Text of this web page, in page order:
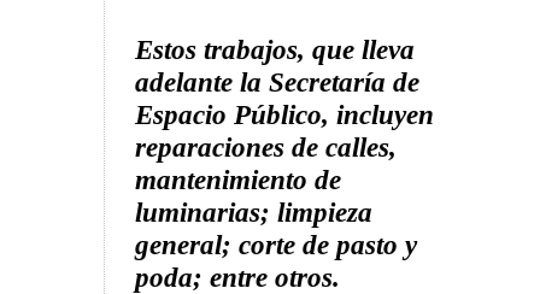
Estos trabajos, que lleva
adelante la Secretaría de
Espacio Público, incluyen
reparaciones de calles,
mantenimiento de
luminarias; limpieza
general; corte de pasto y
poda; entre otros.